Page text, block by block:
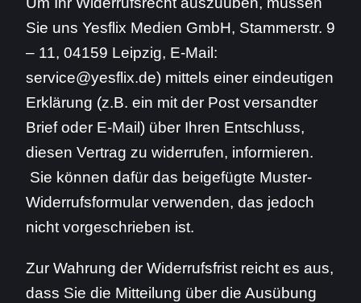
Sie uns Yesflix Medien GmbH, Stammerstr. 9
– 11, 04159 Leipzig, E-Mail:
service@yesflix.de) mittels einer eindeutigen
Erklärung (z.B. ein mit der Post versandter
Brief oder E-Mail) über Ihren Entschluss,
diesen Vertrag zu widerrufen, informieren.
Sie können dafür das beigefügte Muster-
Widerrufsformular verwenden, das jedoch
nicht vorgeschrieben ist.
Zur Wahrung der Widerrufsfrist reicht es aus,
dass Sie die Mitteilung über die Ausübung